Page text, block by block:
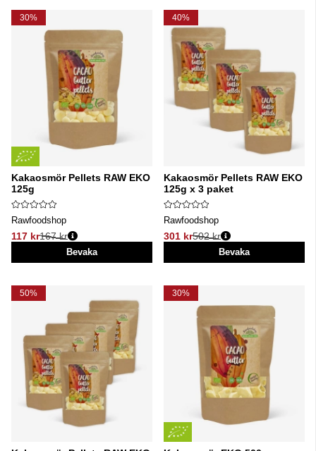
30%
Kakaosmör Pellets RAW EKO
125g
Rawfoodshop
117 kr
Ordinarie pris:
167 kr
Bevaka
40%
Kakaosmör Pellets RAW EKO
125g x 3 paket
Rawfoodshop
301 kr
Ordinarie pris:
502 kr
Bevaka
50% 30%